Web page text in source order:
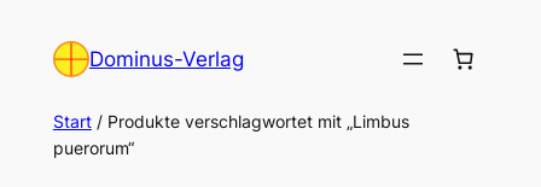
Inhalt
Dominus-Verlag
Start/ Produkte verschlagwortet mit „Limbus
puerorum“